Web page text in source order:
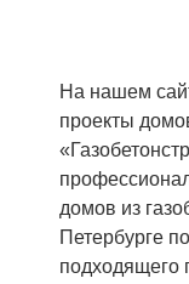
На нашем
проекты
домов из
Петербурге
подходящего